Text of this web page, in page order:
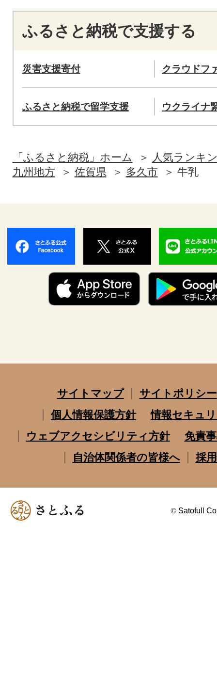
ふるさと納税で支援する
災害支援寄付 クラウドフ
ふるさと納税で留学支援 ウクライナ
「ふるさと納税」ホーム
人気ランキ
九州地方
佐賀県 多久市 牛乳
サイトマップ
サイトポリシー
個人情報保護方針
情報セキュ
ウェブアクセシビリティ方針
免責
自治体関係者の皆様へ
採
© Satofull